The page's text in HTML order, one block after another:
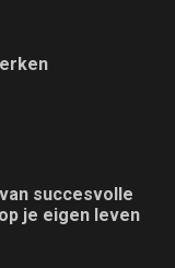
succesvolle
je eigen leven